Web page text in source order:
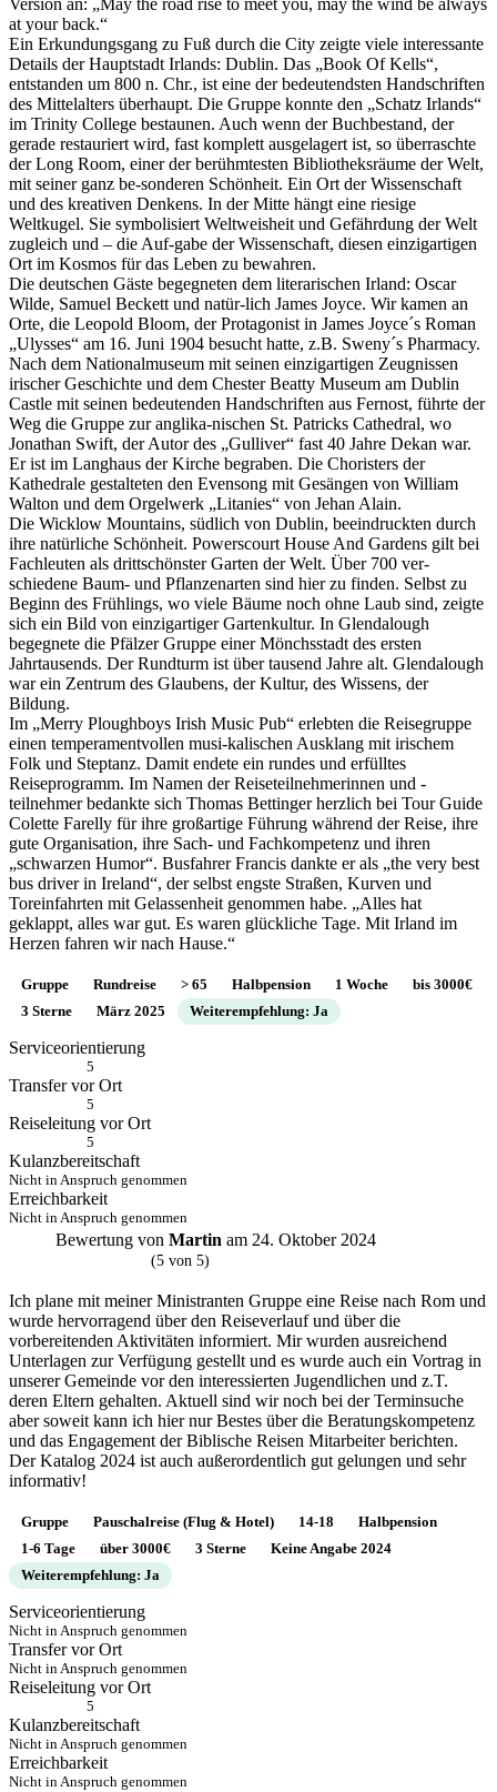
Version an: „May the road rise to meet you, may the wind be always
at your back.“
Ein Erkundungsgang zu Fuß durch die City zeigte viele interessante
Details der Hauptstadt Irlands: Dublin. Das „Book Of Kells“,
entstanden um 800 n. Chr., ist eine der bedeutendsten Handschriften
des Mittelalters überhaupt. Die Gruppe konnte den „Schatz Irlands“
im Trinity College bestaunen. Auch wenn der Buchbestand, der
gerade restauriert wird, fast komplett ausgelagert ist, so überraschte
der Long Room, einer der berühmtesten Bibliotheksräume der Welt,
mit seiner ganz be-sonderen Schönheit. Ein Ort der Wissenschaft
und des kreativen Denkens. In der Mitte hängt eine riesige
Weltkugel. Sie symbolisiert Weltweisheit und Gefährdung der Welt
zugleich und – die Auf-gabe der Wissenschaft, diesen einzigartigen
Ort im Kosmos für das Leben zu bewahren.
Die deutschen Gäste begegneten dem literarischen Irland: Oscar
Wilde, Samuel Beckett und natür-lich James Joyce. Wir kamen an
Orte, die Leopold Bloom, der Protagonist in James Joyce´s Roman
„Ulysses“ am 16. Juni 1904 besucht hatte, z.B. Sweny´s Pharmacy.
Nach dem Nationalmuseum mit seinen einzigartigen Zeugnissen
irischer Geschichte und dem Chester Beatty Museum am Dublin
Castle mit seinen bedeutenden Handschriften aus Fernost, führte der
Weg die Gruppe zur anglika-nischen St. Patricks Cathedral, wo
Jonathan Swift, der Autor des „Gulliver“ fast 40 Jahre Dekan war.
Er ist im Langhaus der Kirche begraben. Die Choristers der
Kathedrale gestalteten den Evensong mit Gesängen von William
Walton und dem Orgelwerk „Litanies“ von Jehan Alain.
Die Wicklow Mountains, südlich von Dublin, beeindruckten durch
ihre natürliche Schönheit. Powerscourt House And Gardens gilt bei
Fachleuten als drittschönster Garten der Welt. Über 700 ver-
schiedene Baum- und Pflanzenarten sind hier zu finden. Selbst zu
Beginn des Frühlings, wo viele Bäume noch ohne Laub sind, zeigte
sich ein Bild von einzigartiger Gartenkultur. In Glendalough
begegnete die Pfälzer Gruppe einer Mönchsstadt des ersten
Jahrtausends. Der Rundturm ist über tausend Jahre alt. Glendalough
war ein Zentrum des Glaubens, der Kultur, des Wissens, der
Bildung.
Im „Merry Ploughboys Irish Music Pub“ erlebten die Reisegruppe
einen temperamentvollen musi-kalischen Ausklang mit irischem
Folk und Steptanz. Damit endete ein rundes und erfülltes
Reiseprogramm. Im Namen der Reiseteilnehmerinnen und -
teilnehmer bedankte sich Thomas Bettinger herzlich bei Tour Guide
Colette Farelly für ihre großartige Führung während der Reise, ihre
gute Organisation, ihre Sach- und Fachkompetenz und ihren
„schwarzen Humor“. Busfahrer Francis dankte er als „the very best
bus driver in Ireland“, der selbst engste Straßen, Kurven und
Toreinfahrten mit Gelassenheit genommen habe. „Alles hat
geklappt, alles war gut. Es waren glückliche Tage. Mit Irland im
Herzen fahren wir nach Hause.“
Gruppe Rundreise > 65 Halbpension 1 Woche
bis 3000€
3 Sterne
März 2025 Weiterempfehlung: Ja
Serviceorientierung
5
Transfer vor Ort
5
Reiseleitung vor Ort
5
Kulanzbereitschaft
Nicht in Anspruch genommen
Erreichbarkeit
Nicht in Anspruch genommen
Bewertung von Martin am 24. Oktober 2024
(5 von 5)
Ich plane mit meiner Ministranten Gruppe eine Reise nach Rom und
wurde hervorragend über den Reiseverlauf und über die
vorbereitenden Aktivitäten informiert. Mir wurden ausreichend
Unterlagen zur Verfügung gestellt und es wurde auch ein Vortrag in
unserer Gemeinde vor den interessierten Jugendlichen und z.T.
deren Eltern gehalten. Aktuell sind wir noch bei der Terminsuche
aber soweit kann ich hier nur Bestes über die Beratungskompetenz
und das Engagement der Biblische Reisen Mitarbeiter berichten.
Der Katalog 2024 ist auch außerordentlich gut gelungen und sehr
informativ!
Gruppe Pauschalreise (Flug & Hotel) 14-18
Halbpension
1-6 Tage
über 3000€ 3 Sterne
Keine Angabe 2024
Weiterempfehlung: Ja
Serviceorientierung
Nicht in Anspruch genommen
Transfer vor Ort
Nicht in Anspruch genommen
Reiseleitung vor Ort
5
Kulanzbereitschaft
Nicht in Anspruch genommen
Erreichbarkeit
Nicht in Anspruch genommen